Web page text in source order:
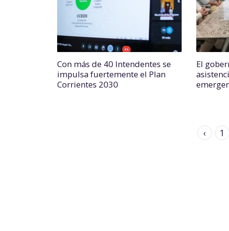
Con más de 40 Intendentes se
impulsa fuertemente el Plan
Corrientes 2030
El
‹ 1